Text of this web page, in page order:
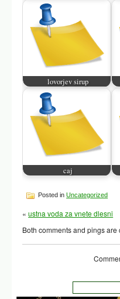
lovorjev sirup
caj
Posted inUncategorized
«ustna voda za vnete dlesni
Both comments and pings are